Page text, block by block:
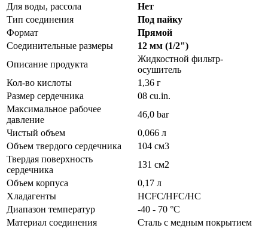
Для воды, рассола
Нет
Тип соединения
Под пайку
Формат
Прямой
Соединительные размеры
12 мм (1/2")
Описание продукта
Жидкостной фильтр-
осушитель
Кол-во кислоты
1,36 г
Размер сердечника
08 cu.in.
Максимальное рабочее
давление
46,0 bar
Чистый объем
0,066 л
Объем твердого сердечника
104 см3
Твердая поверхность
сердечника
131 см2
Объем корпуса
0,17 л
Хладагенты
HCFC/HFC/HC
Диапазон температур
-40 - 70 °C
Материал соединения
Сталь с медным покрытием